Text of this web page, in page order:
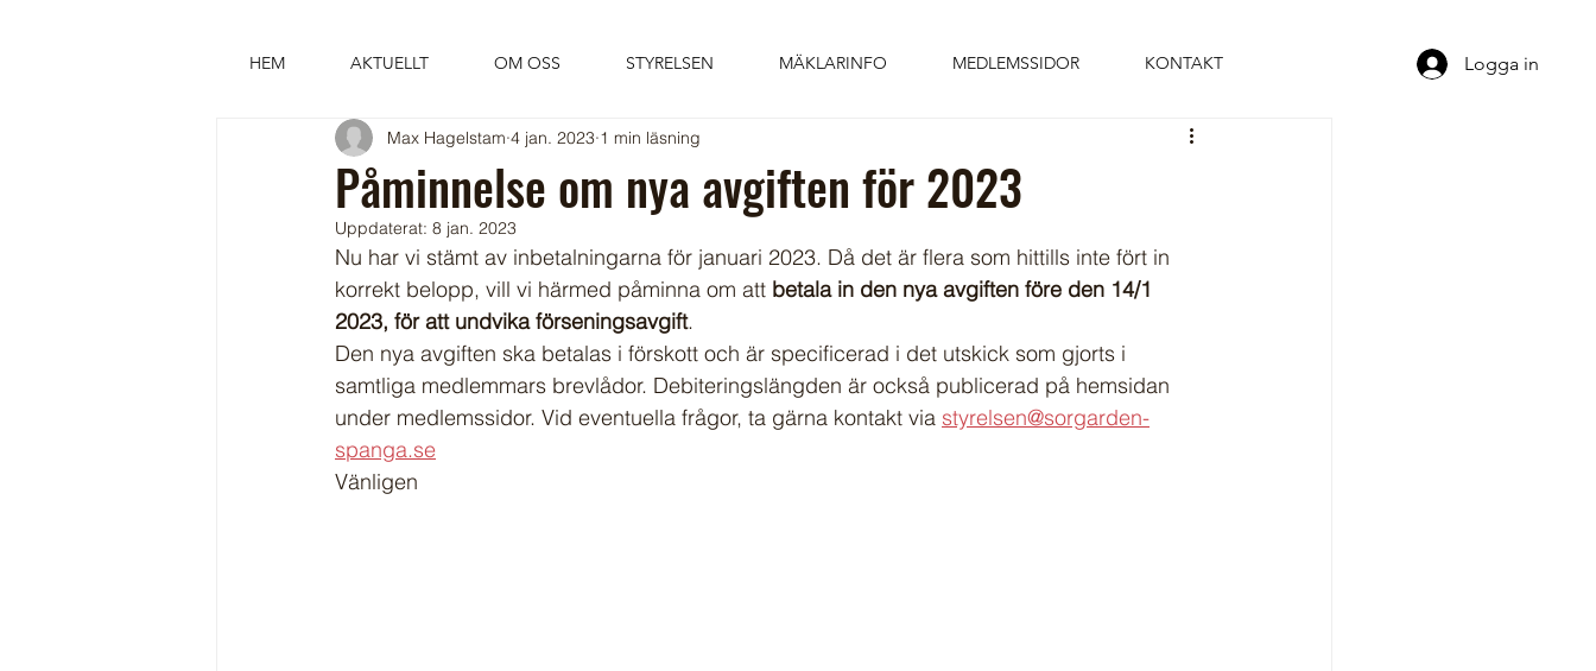
HEM AKTUELLT OM OSS STYRELSEN MÄKLARINFO MEDLEMSSIDOR KONTAKT Logga in
Påminnelse om nya avgiften för 2023
Max Hagelstam 4 jan. 2023 1 min läsning
Uppdaterat: 8 jan. 2023
Nu har vi stämt av inbetalningarna för januari 2023. Då det är flera som hittills inte fört in
korrekt belopp, vill vi härmed påminna om att betala in den nya avgiften före den 14/1
2023, för att undvika förseningsavgift.
Den nya avgiften ska betalas i förskott och är specificerad i det utskick som gjorts i
samtliga medlemmars brevlådor. Debiteringslängden är också publicerad på hemsidan
under medlemssidor. Vid eventuella frågor, ta gärna kontakt via styrelsen@sorgarden-
spanga.se
Vänligen